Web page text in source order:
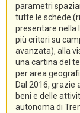
parametri
tutte le schede
presentare nella
più criteri su
avanzata), alla
una cartina del
per area
Dal 2016, grazie
beni e delle
autonoma di